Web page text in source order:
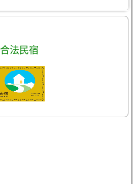
合法民宿